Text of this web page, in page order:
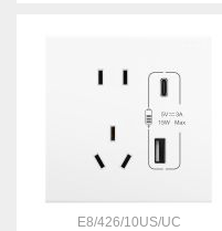
E8/426/10US/UC